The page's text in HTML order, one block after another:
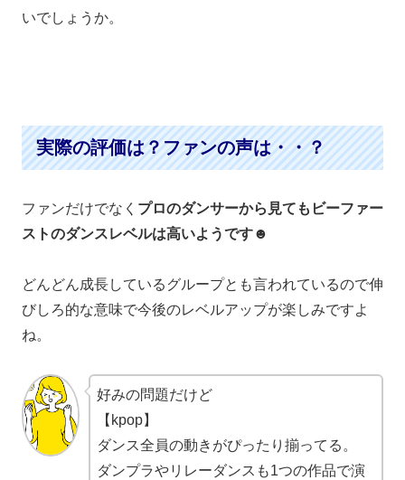
いでしょうか。
実際の評価は？ファンの声は・・？
ファンだけでなく プロのダンサーから見てもビーファー
ストのダンスレベルは高いようです☻
どんどん成長しているグループとも言われているので伸
びしろ的な意味で今後のレベルアップが楽しみですよ
ね。
好みの問題だけど
【kpop】
ダンス全員の動きがぴったり揃ってる。
ダンプラやリレーダンスも1つの作品で演